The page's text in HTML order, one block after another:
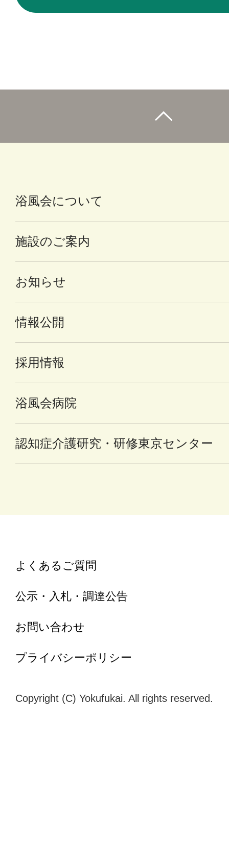
浴風会について
施設のご案内
お知らせ
情報公開
採用情報
浴風会病院
認知症介護研究・研修東京センター
よくあるご質問
公示・入札・調達公告
お問い合わせ
プライバシーポリシー
Copyright (C) Yokufukai. All rights reserved.